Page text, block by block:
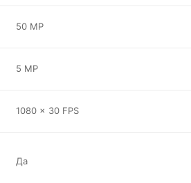
50 MP
5 MP
1080 x 30 FPS
Да